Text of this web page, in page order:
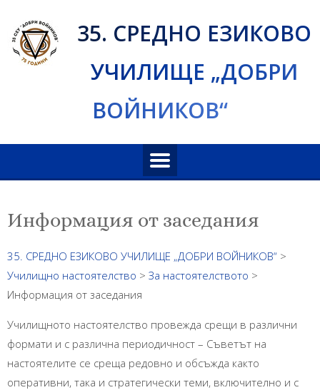
content
35. СРЕДНО ЕЗИКОВО
УЧИЛИЩЕ „ДОБРИ
ВОЙНИКОВ“
Информация от заседания
35. СРЕДНО ЕЗИКОВО УЧИЛИЩЕ „ДОБРИ ВОЙНИКОВ“ >
Училищно настоятелство > За настоятелството >
Информация от заседания
Училищното настоятелство провежда срещи в различни
формати и с различна периодичност – Съветът на
настоятелите се среща редовно и обсъжда както
оперативни, така и стратегически теми, включително и с